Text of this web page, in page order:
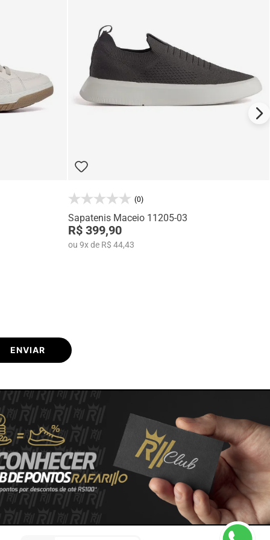
(0)
Sapatenis Maceio 11205-03
R$ 399,90
ou 9xde R$ 44,43
ENVIAR